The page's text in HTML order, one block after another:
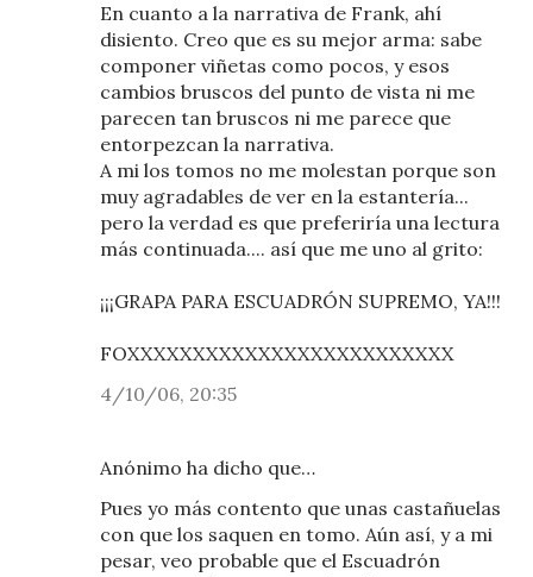
En cuanto a la narrativa de Frank, ahí
disiento. Creo que es su mejor arma: sabe
componer viñetas como pocos, y esos
cambios bruscos del punto de vista ni me
parecen tan bruscos ni me parece que
entorpezcan la narrativa.
A mi los tomos no me molestan porque son
muy agradables de ver en la estantería...
pero la verdad es que preferiría una lectura
más continuada.... así que me uno al grito:
¡¡¡GRAPA PARA ESCUADRÓN SUPREMO, YA!!!
FOXXXXXXXXXXXXXXXXXXXXXXXXX
4/10/06, 20:35
Anónimo ha dicho que…
Pues yo más contento que unas castañuelas
con que los saquen en tomo. Aún así, y a mi
pesar, veo probable que el Escuadrón